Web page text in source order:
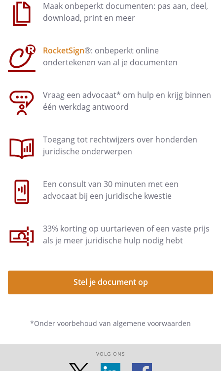
Maak onbeperkt documenten: pas aan, deel,
download, print en meer
RocketSign®: onbeperkt online
ondertekenen van al je documenten
Vraag een advocaat* om hulp en krijg binnen
één werkdag antwoord
Toegang tot rechtwijzers over honderden
juridische onderwerpen
Een consult van 30 minuten met een
advocaat bij een juridische kwestie
33% korting op uurtarieven of een vaste prijs
als je meer juridische hulp nodig hebt
Stel je document op
*Onder voorbehoud van algemene voorwaarden
VOLG ONS